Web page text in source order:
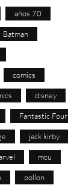
años 70
Batman
comics
disney
Fantastic Four
jack kirby
mcu
pollon